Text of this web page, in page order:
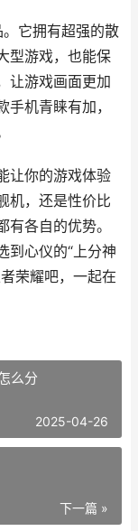
它拥有超强的散
型游戏，也能保
让游戏画面更加
机青睐有加，
让你的游戏体验
机，还是性价比
各自的优势。
到心仪的“上分神
荣耀吧，一起在
么分
2025-04-26
下一篇 »